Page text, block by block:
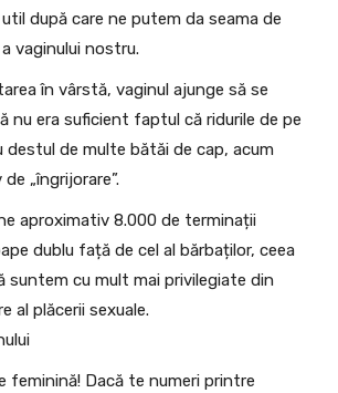
după care ne putem da seama de
vaginului nostru.
în vârstă, vaginul ajunge să se
nu era suficient faptul că ridurile de pe
destul de multe bătăi de cap, acum
„îngrijorare”.
aproximativ 8.000 de terminații
dublu față de cel al bărbaților, ceea
suntem cu mult mai privilegiate din
al plăcerii sexuale.
feminină! Dacă te numeri printre